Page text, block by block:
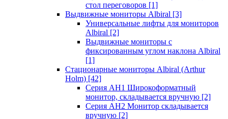
стол переговоров [1]
Выдвижные мониторы Albiral [3]
Универсальные лифты для мониторов
Albiral [2]
Выдвижные мониторы с
фиксированным углом наклона Albiral
[1]
Стационарные мониторы Albiral (Arthur
Holm) [42]
Серия AH1 Широкоформатный
монитор, складывается вручную [2]
Серия AH2 Монитор складывается
вручную [2]